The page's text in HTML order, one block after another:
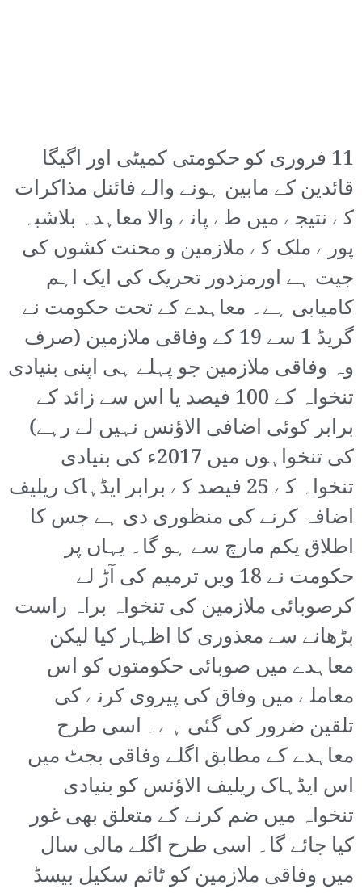
11 فروری کو حکومتی کمیٹی اور اگیگا
قائدین کے مابین ہونے والے فائنل مذاکرات
کے نتیجے میں طے پانے والا معاہدہ بلاشبہ
پورے ملک کے ملازمین و محنت کشوں کی
جیت ہے اورمزدور تحریک کی ایک اہم
کامیابی ہے۔ معاہدے کے تحت حکومت نے
گریڈ 1 سے 19 کے وفاقی ملازمین (صرف
وہ وفاقی ملازمین جو پہلے ہی اپنی بنیادی
تنخواہ کے 100 فیصد یا اس سے زائد کے
برابر کوئی اضافی الاؤنس نہیں لے رہے)
کی تنخواہوں میں 2017ء کی بنیادی
تنخواہ کے 25 فیصد کے برابر ایڈہاک ریلیف
اضافہ کرنے کی منظوری دی ہے جس کا
اطلاق یکم مارچ سے ہو گا۔ یہاں پر
حکومت نے 18 ویں ترمیم کی آڑ لے
کرصوبائی ملازمین کی تنخواہ براہ راست
بڑھانے سے معذوری کا اظہار کیا لیکن
معاہدے میں صوبائی حکومتوں کو اس
معاملے میں وفاق کی پیروی کرنے کی
تلقین ضرور کی گئی ہے۔ اسی طرح
معاہدے کے مطابق اگلے وفاقی بجٹ میں
اس ایڈہاک ریلیف الاؤنس کو بنیادی
تنخواہ میں ضم کرنے کے متعلق بھی غور
کیا جائے گا۔ اسی طرح اگلے مالی سال
میں وفاقی ملازمین کو ٹائم سکیل بیسڈ